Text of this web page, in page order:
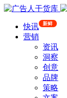
快讯 新鲜
营销
资讯
洞察
创意
品牌
策略